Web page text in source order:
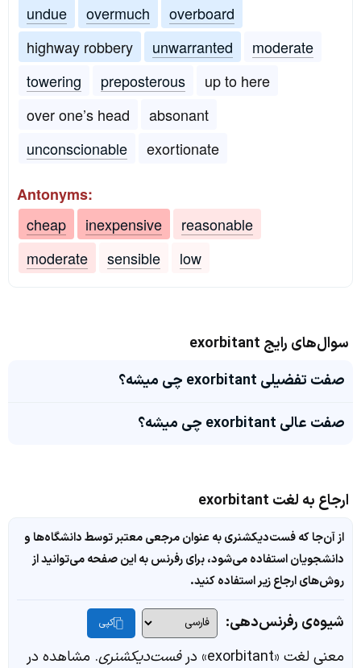
undue
overmuch
overboard
highway robbery
unwarranted
moderate
towering
preposterous
up to here
over one’s head
absonant
unconscionable
exortionate
Antonyms:
cheap
inexpensive
reasonable
moderate
sensible low
سوال‌های رایج exorbitant
صفت تفضیلی exorbitant چی میشه؟
صفت عالی exorbitant چی میشه؟
ارجاع به لغت exorbitant
از آن‌جا که فست‌دیکشنری به عنوان مرجعی معتبر توسط دانشگاه‌ها و
دانشجویان استفاده می‌شود، برای رفرنس به این صفحه می‌توانید از
روش‌های ارجاع زیر استفاده کنید.
شیوه‌ی رفرنس‌دهی: کپی
معنی لغت «exorbitant» در فست‌دیکشنری. مشاهده در